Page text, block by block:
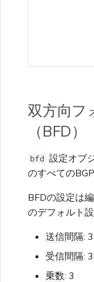
双方向フ
（BFD）
bfd 設定オブ
のすべての
BFDの設定は
のデフォルト
送信間隔:
受信間隔:
乗数: 3